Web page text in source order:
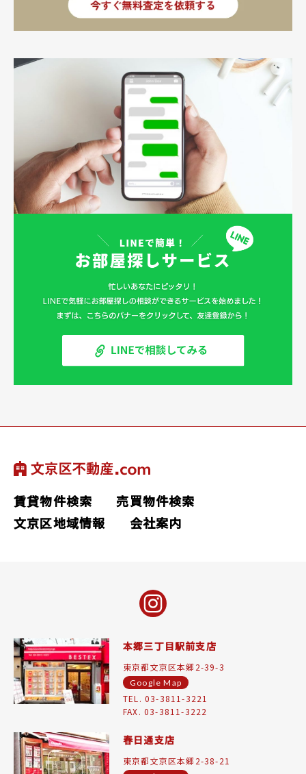
賃貸物件検索
売買物件検索
文京区地域情報
会社案内
本郷三丁目駅前支店
東京都文京区本郷2-39-3
Google Map
TEL. 03-3811-3221
FAX. 03-3811-3222
春日通支店
東京都文京区本郷2-38-21